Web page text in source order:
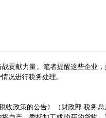
贡献力量。笔者提醒这些企业
况进行税务处理。
收政策的公告》（ 财政部 税务